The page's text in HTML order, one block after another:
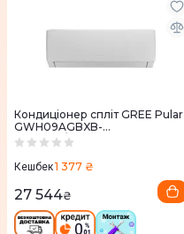
Кондиціонер спліт GREE Pular
GWH09AGBXB-
K6DNA1A/GWH09AGBXB-
Кешбек1 377 ₴
27 544₴